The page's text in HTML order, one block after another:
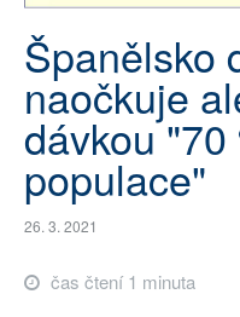
SOCIÁLNÍ SÍTĚ
RUBRIKY
PLNÁ VERZE STRÁNEK
Španělsko
naočkuje
dávkou
populace"
26. 3. 2021
čas čtení 1 minuta